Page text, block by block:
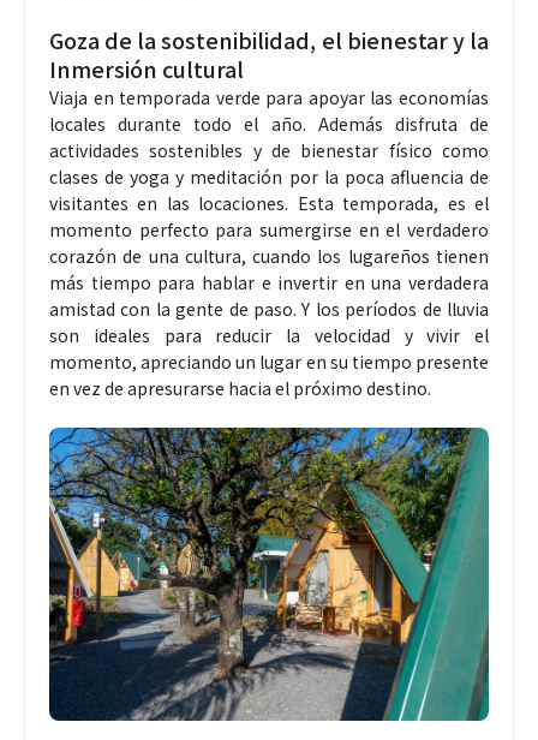
Goza de la sostenibilidad, el bienestar y la
Inmersión cultural
Viaja en temporada verde para apoyar las economías
locales durante todo el año. Además disfruta de
actividades sostenibles y de bienestar físico como
clases de yoga y meditación por la poca afluencia de
visitantes en las locaciones. Esta temporada, es el
momento perfecto para sumergirse en el verdadero
corazón de una cultura, cuando los lugareños tienen
más tiempo para hablar e invertir en una verdadera
amistad con la gente de paso. Y los períodos de lluvia
son ideales para reducir la velocidad y vivir el
momento, apreciando un lugar en su tiempo presente
en vez de apresurarse hacia el próximo destino.